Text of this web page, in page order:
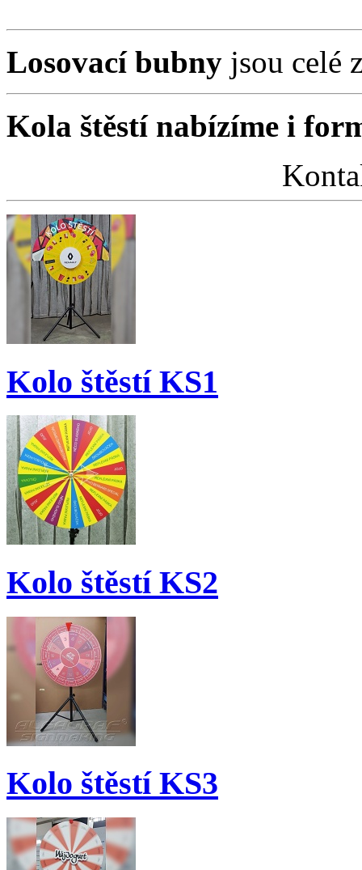
Losovací bubny jsou celé
Kola štěstí nabízíme i
Kolo štěstí KS1
Kolo štěstí KS2
Kolo štěstí KS3